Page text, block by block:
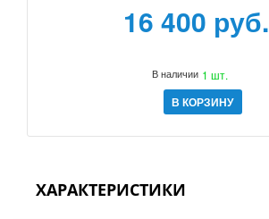
16 400 руб.
В наличии 1 шт.
В КОРЗИНУ
ХАРАКТЕРИСТИКИ